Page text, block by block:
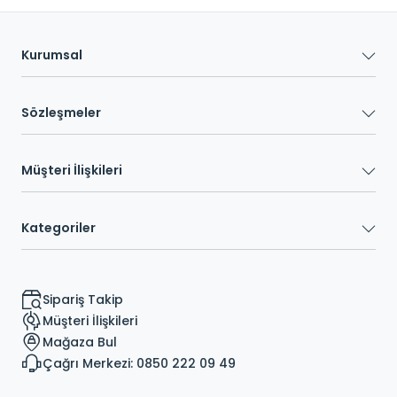
Kurumsal
Sözleşmeler
Müşteri İlişkileri
Kategoriler
Sipariş Takip
Müşteri İlişkileri
Mağaza Bul
Çağrı Merkezi: 0850 222 09 49